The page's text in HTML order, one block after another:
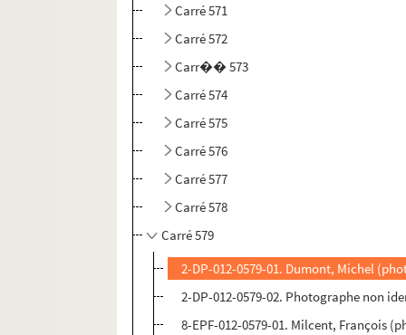
Carré 571
Carré 572
Carr�� 573
Carré 574
Carré 575
Carré 576
Carré 577
Carré 578
Carré 579
2-DP-012-0579-01. Dumont, Michel
2-DP-012-0579-02. Photographe non
8-EPF-012-0579-01. Milcent, François